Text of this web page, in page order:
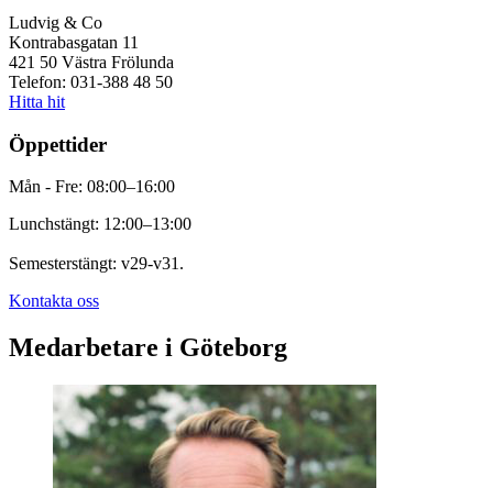
Ludvig & Co
Kontrabasgatan 11
421 50 Västra Frölunda
Telefon: 031-388 48 50
Hitta hit
Öppettider
Mån - Fre: 08:00–16:00
Lunchstängt: 12:00–13:00
Semesterstängt: v29-v31.
Kontakta oss
Medarbetare i Göteborg